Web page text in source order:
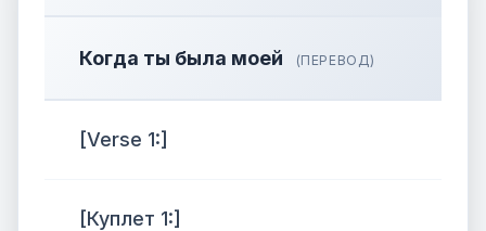
Когда ты была моей (ПЕРЕВОД)
[Verse 1:]
[Куплет 1:]